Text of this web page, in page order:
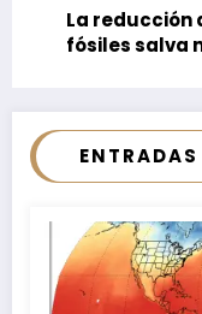
La reducción
fósiles salva